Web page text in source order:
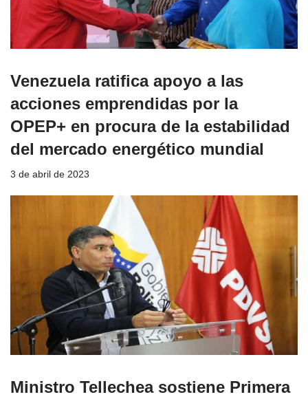
Venezuela ratifica apoyo a las
acciones emprendidas por la
OPEP+ en procura de la estabilidad
del mercado energético mundial
3 de abril de 2023
Ministro Tellechea sostiene Primera